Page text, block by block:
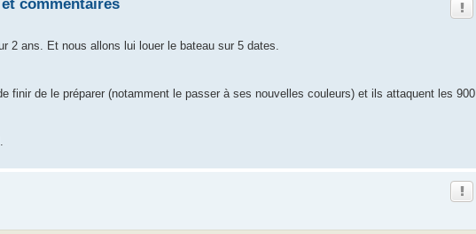
commentaires
2 ans. Et nous allons lui louer le bateau sur 5 dates.
finir de le préparer (notamment le passer à ses nouvelles couleurs) et ils attaquent les 900